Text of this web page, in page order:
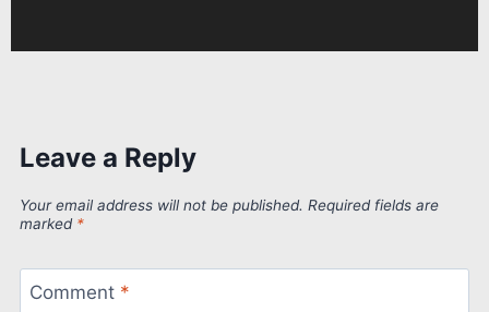
Leave a Reply
Your email address will not be published. Required fields are
marked *
Comment *